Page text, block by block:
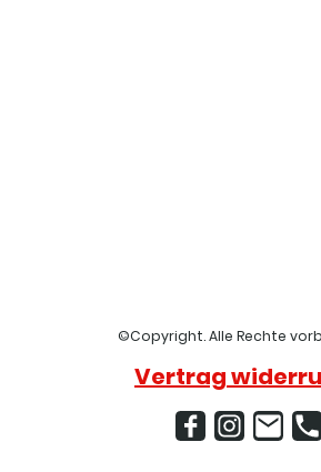
©Copyright. Alle Rechte
Vertrag